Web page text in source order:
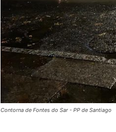
Contorna de Fontes do Sar - PP de Santiago